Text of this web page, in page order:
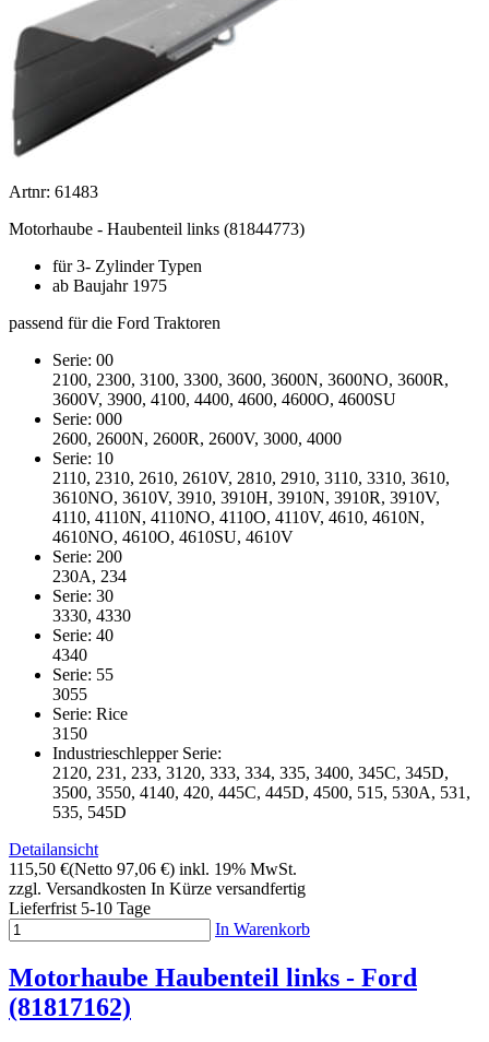
Artnr: 61483
Motorhaube - Haubenteil links (81844773)
für 3- Zylinder Typen
ab Baujahr 1975
passend für die Ford Traktoren
Serie: 00
2100, 2300, 3100, 3300, 3600, 3600N, 3600NO, 3600R,
3600V, 3900, 4100, 4400, 4600, 4600O, 4600SU
Serie: 000
2600, 2600N, 2600R, 2600V, 3000, 4000
Serie: 10
2110, 2310, 2610, 2610V, 2810, 2910, 3110, 3310, 3610,
3610NO, 3610V, 3910, 3910H, 3910N, 3910R, 3910V,
4110, 4110N, 4110NO, 4110O, 4110V, 4610, 4610N,
4610NO, 4610O, 4610SU, 4610V
Serie: 200
230A, 234
Serie: 30
3330, 4330
Serie: 40
4340
Serie: 55
3055
Serie: Rice
3150
Industrieschlepper Serie:
2120, 231, 233, 3120, 333, 334, 335, 3400, 345C, 345D,
3500, 3550, 4140, 420, 445C, 445D, 4500, 515, 530A, 531,
535, 545D
Detailansicht
115,50 €(Netto 97,06 €) inkl. 19% MwSt.
zzgl. Versandkosten In Kürze versandfertig
Lieferfrist 5-10 Tage
In Warenkorb
Motorhaube Haubenteil links - Ford
(81817162)